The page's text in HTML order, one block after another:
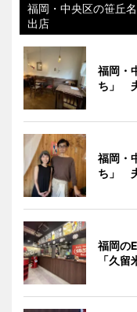
福岡・中央区の笹丘
出店
福岡・
ち」
福岡・
ち」
福岡の
「久